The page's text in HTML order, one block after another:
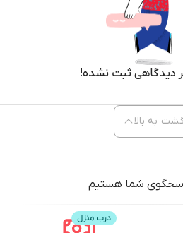
دیدگاهی ثبت نشده!
شما هستیم
به بالا